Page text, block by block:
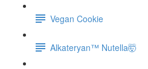
Vegan Cookie
Alkateryan™ Nutella🤯